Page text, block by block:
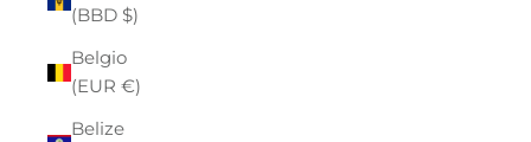
(BBD $)
Belgio
(EUR €)
Belize